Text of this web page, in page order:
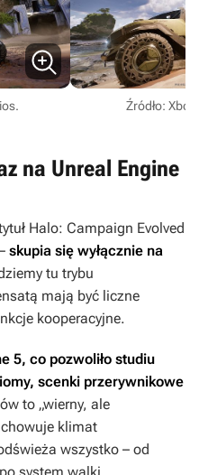
Źródło:
na Unreal Engine
Halo: Campaign Evolved
skupia się wyłącznie na
tu trybu
mają być liczne
kooperacyjne.
5, co pozwoliło studiu
scenki przerywnikowe
to „wierny, ale
klimat
wszystko – od